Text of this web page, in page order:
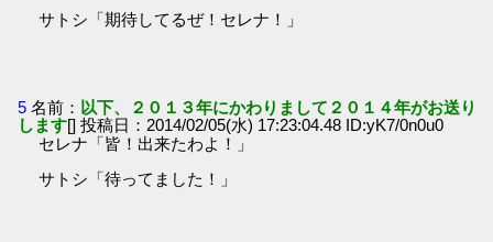
サトシ「期待してるぜ！セレナ！」
5 名前： 以下、２０１３年にかわりまして２０１４年がお送り
します[] 投稿日：2014/02/05(水) 17:23:04.48 ID:yK7/0n0u0
セレナ「皆！出来たわよ！」
サトシ「待ってました！」